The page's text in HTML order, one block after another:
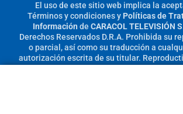
El uso de este sitio web implica la
Términos y condicionesy Políticas de
Información de CARACOL TELEVISIÓN
Derechos Reservados D.R.A. Prohibida su
o parcial, así como su traducción a
autorización escrita de su titular.